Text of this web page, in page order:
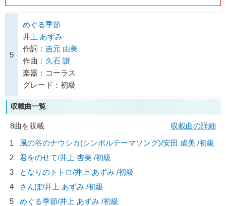
5
めぐる季節
井上 あずみ
作詞： 吉元 由美
作曲： 久石 譲
楽器：コーラス
グレード：初級
収載曲一覧
8曲を収載
収載曲の詳細
1
風の谷のナウシカ(シンボルテーマソング)/安田 成美 /初級
2
君をのせて/井上 杏美 /初級
3
となりのトトロ/井上 あずみ /初級
4
さんぽ/井上 あずみ /初級
5
めぐる季節/井上 あずみ /初級